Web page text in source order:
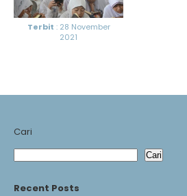
Terbit : 28 November
2021
Cari
Cari
Recent Posts